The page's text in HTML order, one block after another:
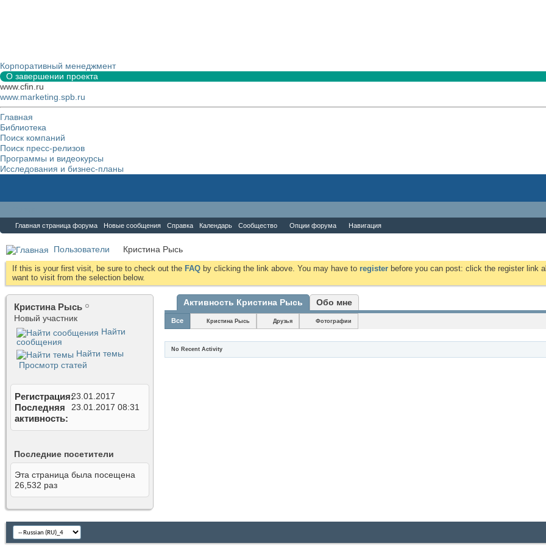
Корпоративный менеджмент
О завершении проекта
www.cfin.ru
www.marketing.spb.ru
Главная
Библиотека
Поиск компаний
Поиск пресс-релизов
Программы и видеокурсы
Исследования и бизнес-планы
Главная страница форума Новые сообщения Справка Календарь Сообщество Опции форума Навигация
Пользователи Кристина Рысь
If this is your first visit, be sure to check out the FAQ by clicking the link above. You may have to register before you can post: click the register link
want to visit from the selection below.
Кристина Рысь
Новый участник
Найти
сообщения
Найти темы
Просмотр статей
Регистрация23.01.2017
Последняя
активность
23.01.2017 08:31
Последние посетители
Эта страница была посещена
26,532 раз
Активность Кристина Рысь Обо мне
Все Кристина Рысь Друзья Фотографии
No Recent Activity